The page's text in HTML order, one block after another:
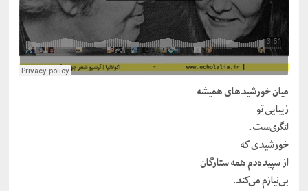
میان خورشیدهای همیشه
زیبایی تو
لنگری‌ست ــ
خورشیدی که
از سپیده‌دم همه ستارگان
بی‌نیازم می‌کند.